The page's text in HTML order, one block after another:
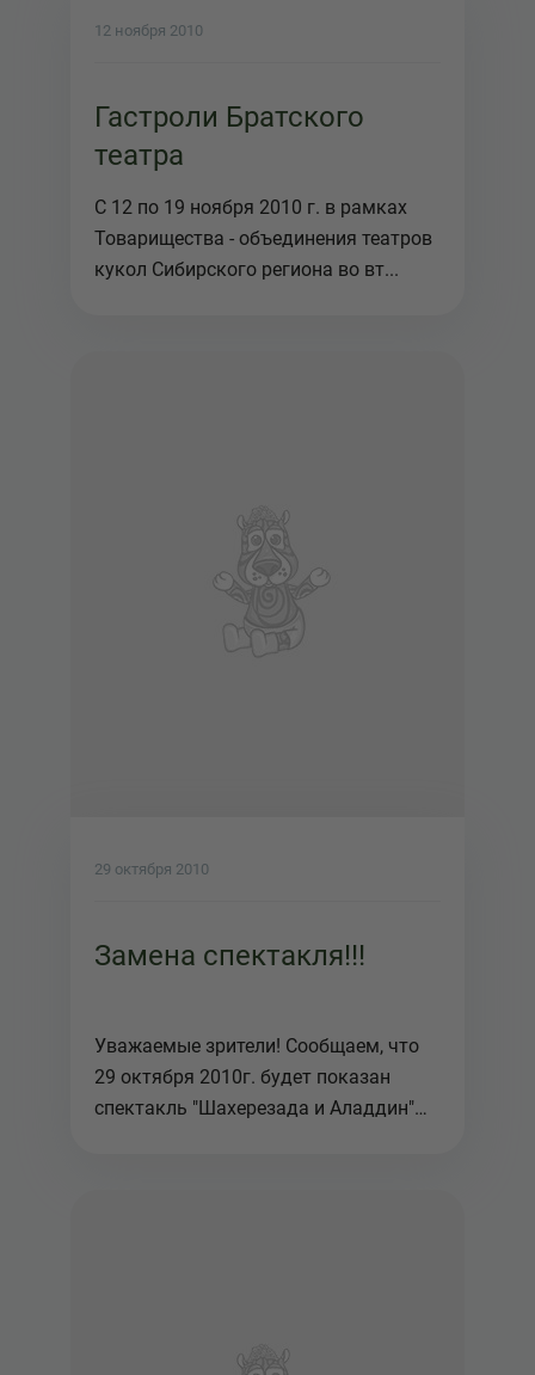
12 ноября 2010
Гастроли Братского
театра
С 12 по 19 ноября 2010 г. в рамках
Товарищества - объединения театров
кукол Сибирского региона во вт...
29 октября 2010
Замена спектакля!!!
Уважаемые зрители! Сообщаем, что
29 октября 2010г. будет показан
спектакль "Шахерезада и Аладдин"